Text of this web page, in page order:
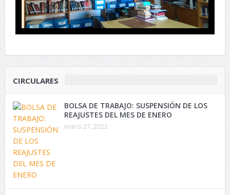
CIRCULARES
BOLSA DE TRABAJO: SUSPENSIÓN DE LOS
REAJUSTES DEL MES DE ENERO
enero 27, 2022